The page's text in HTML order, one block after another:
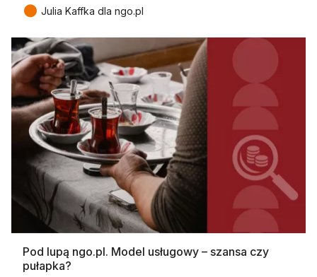
● Julia Kaffka dla ngo.pl
Pod lupą ngo.pl. Model usługowy – szansa czy
pułapka?